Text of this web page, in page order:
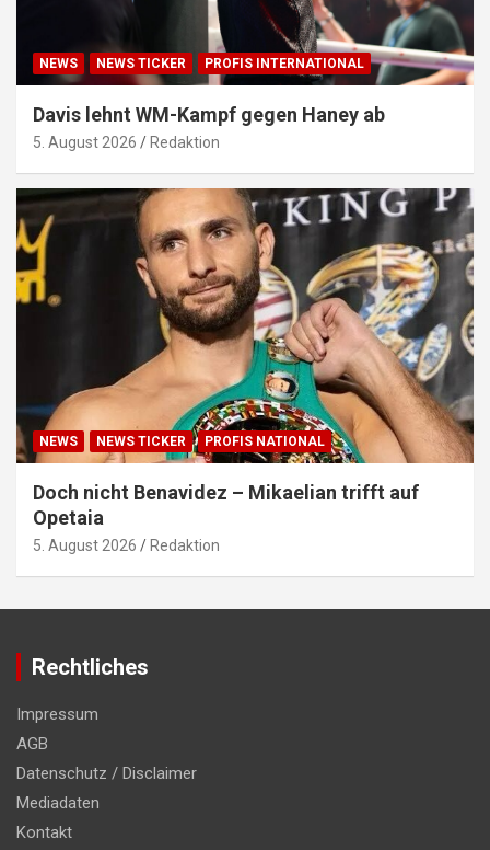
NEWS NEWS TICKER PROFIS INTERNATIONAL
Davis lehnt WM-Kampf gegen Haney ab
5. August 2026 Redaktion
NEWS NEWS TICKER PROFIS NATIONAL
Doch nicht Benavidez – Mikaelian trifft auf
Opetaia
5. August 2026 Redaktion
Rechtliches
Impressum
AGB
Datenschutz / Disclaimer
Mediadaten
Kontakt